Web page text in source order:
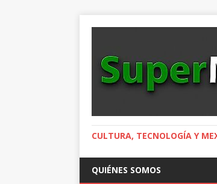
CULTURA, TECNOLOGÍA Y
QUIÉNES SOMOS